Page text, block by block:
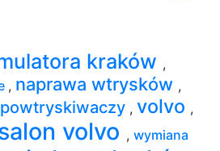
kraków ,
, naprawa wtrysków ,
, volvo ,
volvo , wymiana